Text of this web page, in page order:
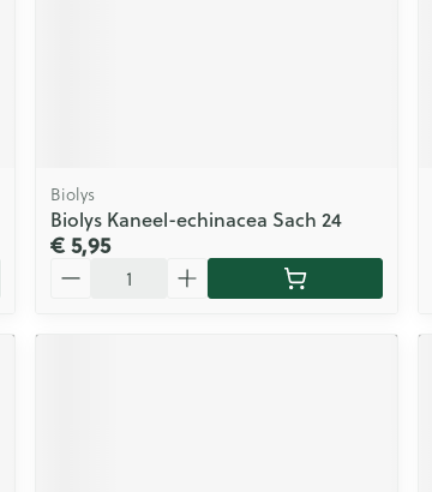
Biolys
Biolys Kaneel-echinacea Sach 24
€ 5,95